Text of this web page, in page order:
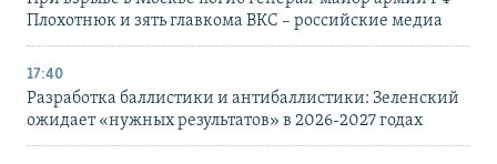
Плохотнюк и зять главкома ВКС – российские медиа
17:40
Разработка баллистики и антибаллистики: Зеленский
ожидает «нужных результатов» в 2026-2027 годах